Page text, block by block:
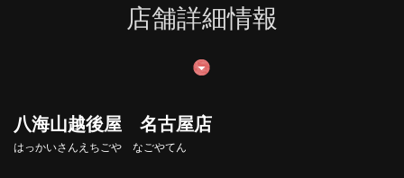
店舗詳細情報
八海山越後屋 名古屋店
はっかいさんえちごや なごやてん